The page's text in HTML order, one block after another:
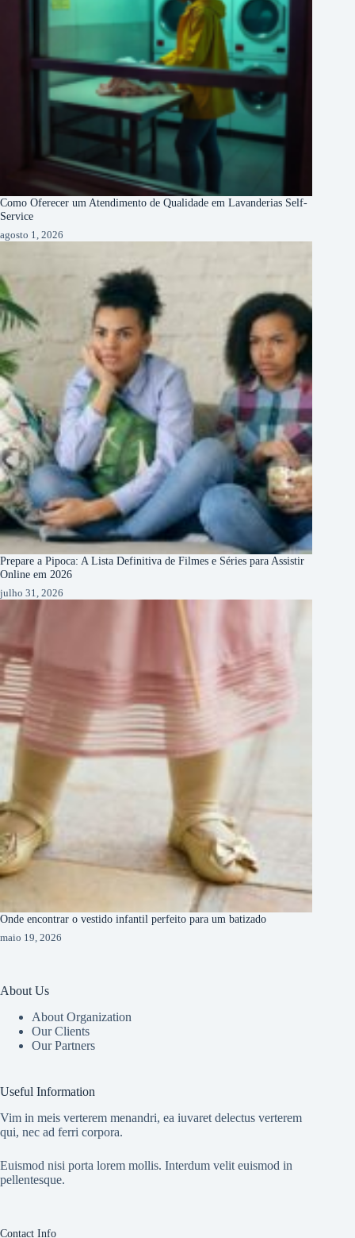
Como Oferecer um Atendimento de Qualidade em Lavanderias Self-
Service
agosto 1, 2026
Prepare a Pipoca: A Lista Definitiva de Filmes e Séries para Assistir
Online em 2026
julho 31, 2026
Onde encontrar o vestido infantil perfeito para um batizado
maio 19, 2026
About Us
About Organization
Our Clients
Our Partners
Useful Information
Vim in meis verterem menandri, ea iuvaret delectus verterem
qui, nec ad ferri corpora.
Euismod nisi porta lorem mollis. Interdum velit euismod in
pellentesque.
Contact Info